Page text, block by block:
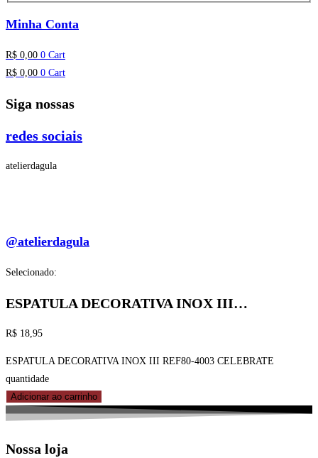
Minha Conta
R$ 0,00 0 Cart
R$ 0,00 0 Cart
Siga nossas
redes sociais
atelierdagula
@atelierdagula
Selecionado:
ESPATULA DECORATIVA INOX III…
R$ 18,95
ESPATULA DECORATIVA INOX III REF80-4003 CELEBRATE
quantidade
Adicionar ao carrinho
Nossa loja